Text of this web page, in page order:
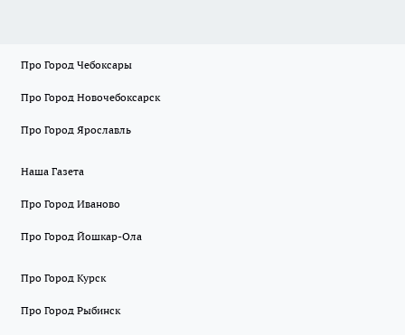
Про Город Чебоксары
Про Город Новочебоксарск
Про Город Ярославль
Наша Газета
Про Город Иваново
Про Город Йошкар-Ола
Про Город Курск
Про Город Рыбинск